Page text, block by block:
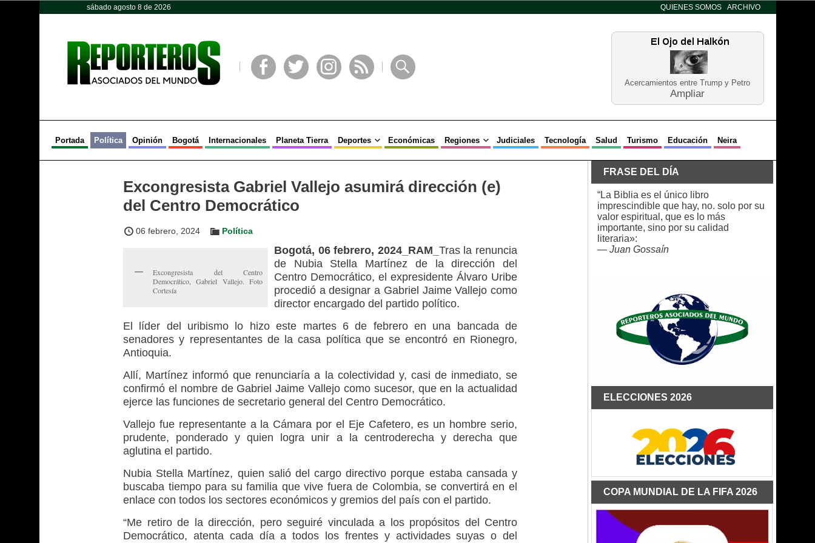
sábado agosto 8 de 2026 QUIENES SOMOS ARCHIVO
Acercamientos entre Trump y Petro
Ampliar
Portada Política Opinión Bogotá Internacionales Planeta Tierra Deportes Económicas Regiones Judiciales Tecnología Salud Turismo Educación Neira
Excongresista Gabriel Vallejo asumirá dirección (e)
del Centro Democrático
06 febrero, 2024 Política
Excongresista del Centro
Democrático, Gabriel Vallejo. Foto
Cortesía
Bogotá, 06 febrero, 2024_RAM_ Tras la renuncia
de Nubia Stella Martínez de la dirección del
Centro Democrático, el expresidente Álvaro Uribe
procedió a designar a Gabriel Jaime Vallejo como
director encargado del partido político.
El líder del uribismo lo hizo este martes 6 de febrero en una bancada de
senadores y representantes de la casa política que se encontró en Rionegro,
Antioquia.
Allí, Martínez informó que renunciaría a la colectividad y, casi de inmediato, se
confirmó el nombre de Gabriel Jaime Vallejo como sucesor, que en la actualidad
ejerce las funciones de secretario general del Centro Democrático.
Vallejo fue representante a la Cámara por el Eje Cafetero, es un hombre serio,
prudente, ponderado y quien logra unir a la centroderecha y derecha que
aglutina el partido.
Nubia Stella Martínez, quien salió del cargo directivo porque estaba cansada y
buscaba tiempo para su familia que vive fuera de Colombia, se convertirá en el
enlace con todos los sectores económicos y gremios del país con el partido.
“Me retiro de la dirección, pero seguiré vinculada a los propósitos del Centro
Democrático, atenta cada día a todos los frentes y actividades suyas o del
FRASE DEL DÍA
“La Biblia es el único libro
imprescindible que hay, no. solo por su
valor espiritual, que es lo más
importante, sino por su calidad
literaria»:
— Juan Gossaín
ELECCIONES 2026
COPA MUNDIAL DE LA FIFA 2026
Opinión Política